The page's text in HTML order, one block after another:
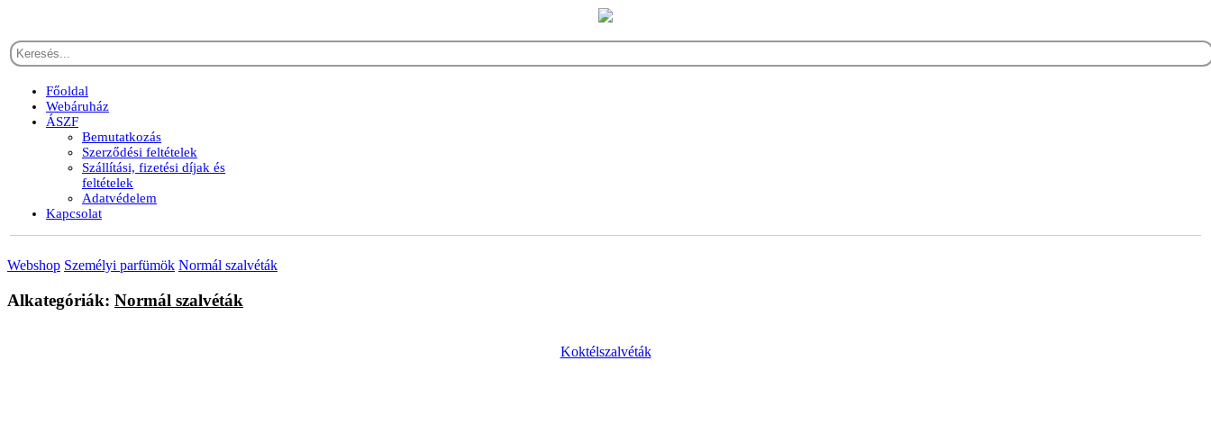
Főoldal
Webáruház
ÁSZF
Bemutatkozás
Szerződési feltételek
Szállítási, fizetési díjak és
feltételek
Adatvédelem
Kapcsolat
Webshop Személyi parfümök Normál szalvéták
Alkategóriák: Normál szalvéták
Koktélszalvéták